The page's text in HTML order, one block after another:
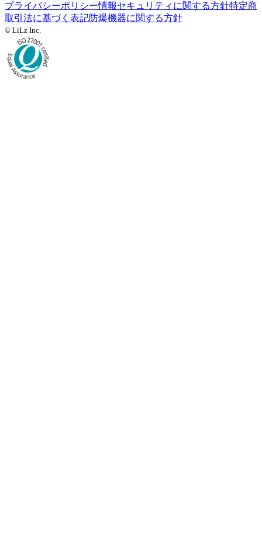
プライバシーポリシー情報セキュリティに関する方針特定商
取引法に基づく表記防爆機器に関する方針
© LiLz Inc.